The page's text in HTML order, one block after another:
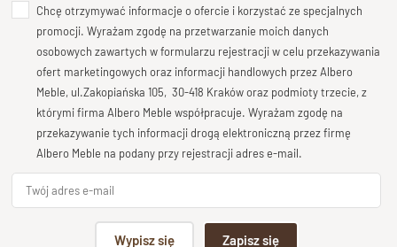
masywna rama oraz lekko frezowane elementy boczne
podkreślają
szlachetny charakter mebla
, który doskonale
komponuje się zarówno z aranżacjami klasycznymi, jak i
rustykalnymi czy vintage.
W całości wykonane z litego drewna palisandru (sheesham)
łóżko CLASSIC zachwycanaturalnym usłojeniemi ciepłą,
głęboką barwą. Nie posiada pojemnika ani podnośnika – to
świadomy wybór dla tych, którzy ceniąotwartą przestrzeń
pod łóżkiem i łatwość w utrzymaniu porządku
Dodaj opinię o produkcie
Twoja ocena
Bardzo dobry
Twoja opinia o produkcie
Podpis
Chcę otrzymywać informacje o ofercie i korzystać ze specjalnych
promocji. Wyrażam zgodę na przetwarzanie moich danych
osobowych zawartych w formularzu rejestracji w celu przekazywania
ofert marketingowych oraz informacji handlowych przez Albero
Meble, ul.Zakopiańska 105, 30-418 Kraków oraz podmioty trzecie, z
którymi firma Albero Meble współpracuje. Wyrażam zgodę na
przekazywanie tych informacji drogą elektroniczną przez firmę
Albero Meble na podany przy rejestracji adres e-mail.
Wypisz się Zapisz się